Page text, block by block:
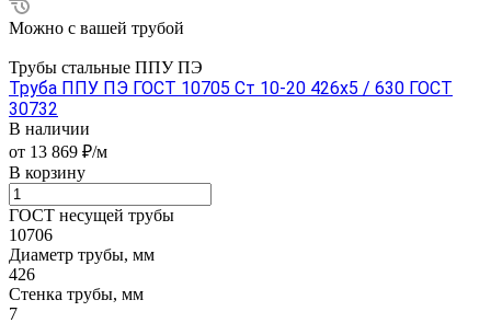
Можно с вашей трубой
Трубы стальные ППУ ПЭ
Труба ППУ ПЭ ГОСТ 10705 Ст 10-20 426x5 / 630 ГОСТ
30732
В наличии
от 13 869 ₽/м
В корзину
ГОСТ несущей трубы
10706
Диаметр трубы, мм
426
Стенка трубы, мм
7